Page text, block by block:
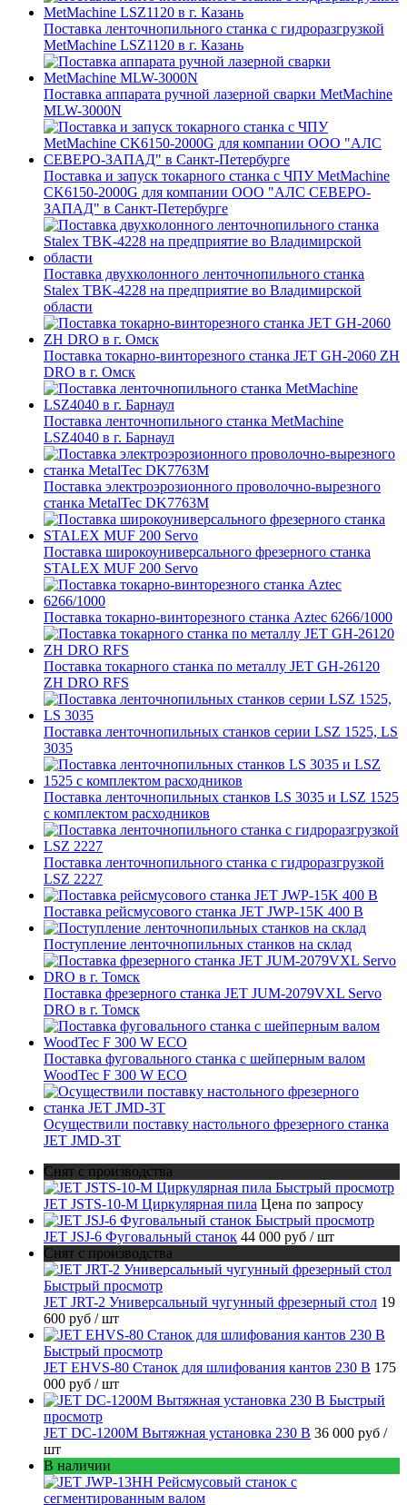
Поставка ленточнопильного станка c гидроразгрузкой
MetMachine LSZ1120 в г. Казань
Поставка аппарата ручной лазерной сварки MetMachine
MLW-3000N
Поставка и запуск токарного станка с ЧПУ MetMachine
CK6150-2000G для компании ООО "АЛС СЕВЕРО-
ЗАПАД" в Санкт-Петербурге
Поставка двухколонного ленточнопильного станка
Stalex TBK-4228 на предприятие во Владимирской
области
Поставка токарно-винторезного станка JET GH-2060 ZH
DRO в г. Омск
Поставка ленточнопильного станка MetMachine
LSZ4040 в г. Барнаул
Поставка электроэрозионного проволочно-вырезного
станка MetalTec DK7763M
Поставка широкоуниверсального фрезерного станка
STALEX MUF 200 Servo
Поставка токарно-винторезного станка Aztec 6266/1000
Поставка токарного станка по металлу JET GH-26120
ZH DRO RFS
Поставка ленточнопильных станков серии LSZ 1525, LS
3035
Поставка ленточнопильных станков LS 3035 и LSZ 1525
с комплектом расходников
Поставка ленточнопильного станка c гидроразгрузкой
LSZ 2227
Поставка рейсмусового станка JET JWP-15K 400 В
Поступление ленточнопильных станков на склад
Поставка фрезерного станка JET JUM-2079VXL Servo
DRO в г. Томск
Поставка фуговального станка с шейперным валом
WoodTec F 300 W ECO
Осуществили поставку настольного фрезерного станка
JET JMD-3T
Снят с производства
Быстрый просмотр
JET JSTS-10-M Циркулярная пила Цена по запросу
Быстрый просмотр
JET JSJ-6 Фуговальный станок 44 000 руб / шт
Снят с производства
Быстрый просмотр
JET JRT-2 Универсальный чугунный фрезерный стол 19
600 руб / шт
Быстрый просмотр
JET EHVS-80 Станок для шлифования кантов 230 В 175
000 руб / шт
Быстрый
просмотр
JET DC-1200M Вытяжная установка 230 В 36 000 руб /
шт
В наличии